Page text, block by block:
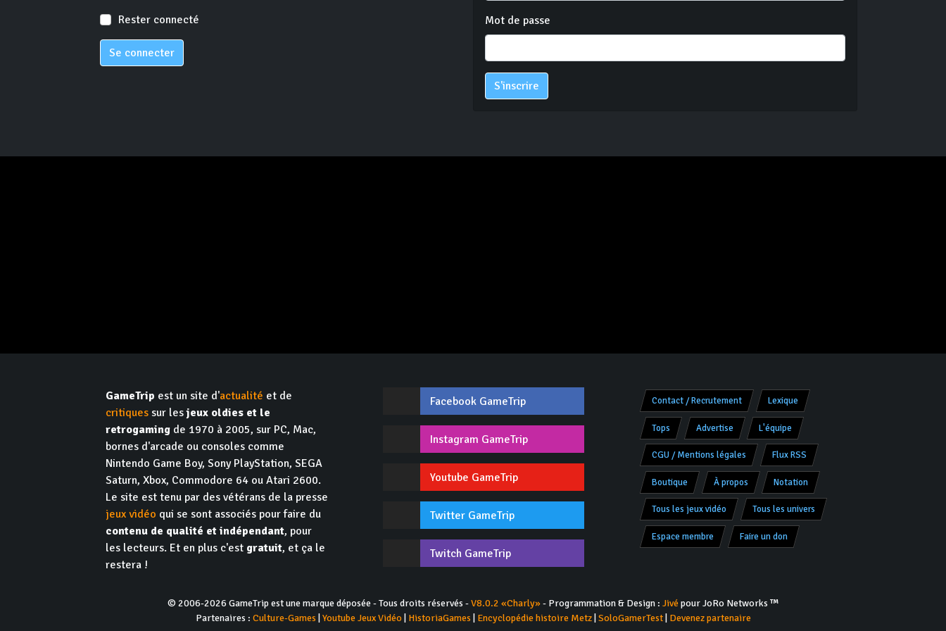
Rester connecté
Se connecter
Mot de passe
S'inscrire
GameTrip est un site d'actualité et de
critiques sur lesjeux oldies et le
retrogaming de 1970 à 2005, sur PC, Mac,
bornes d'arcade ou consoles comme
Nintendo Game Boy, Sony PlayStation, SEGA
Saturn, Xbox, Commodore 64 ou Atari 2600.
Le site est tenu par des vétérans de la presse
jeux vidéo qui se sont associés pour faire du
contenu de qualité et indépendant, pour
les lecteurs. Et en plus c'est gratuit, et ça le
restera !
Facebook GameTrip
Instagram GameTrip
Youtube GameTrip
Twitter GameTrip
Twitch GameTrip
Contact / Recrutement Lexique
Tops Advertise L'équipe
CGU / Mentions légales Flux RSS
Boutique À propos Notation
Tous les jeux vidéo Tous les univers
Espace membre Faire un don
© 2006-2026 GameTrip est une marque déposée - Tous droits réservés -V8.0.2 «Charly»- Programmation & Design : Jivépour JoRo Networks ™
Partenaires : Culture-Games Youtube Jeux Vidéo| HistoriaGames Encyclopédie histoire Metz| SoloGamerTest| Devenez partenaire